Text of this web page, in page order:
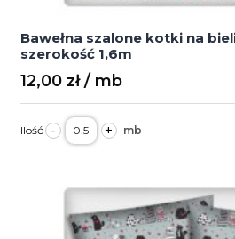
Bawełna szalone kotki na
szerokość 1,6m
12,00 zł
- ilość
Bawełna
szalone
bieli
szerokość
1,6m
+